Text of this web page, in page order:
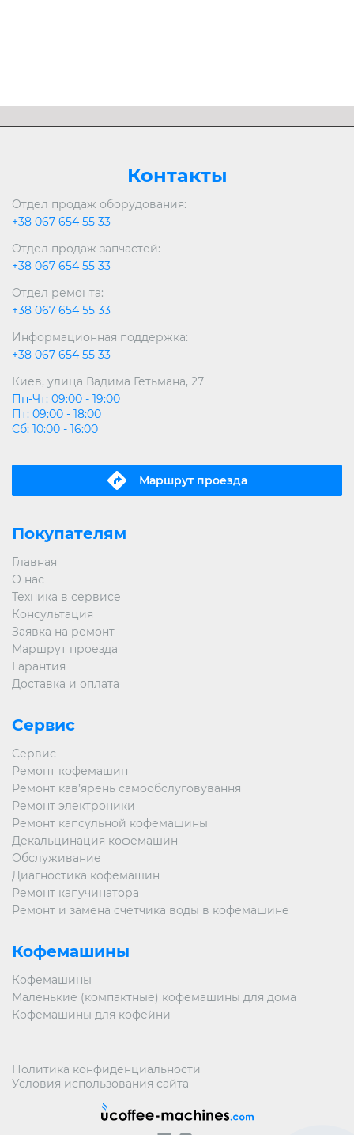
Контакты
Отдел продаж оборудования:
+38 067 654 55 33
Отдел продаж запчастей:
+38 067 654 55 33
Отдел ремонта:
+38 067 654 55 33
Информационная поддержка:
+38 067 654 55 33
Киев, улица Вадима Гетьмана, 27
Пн-Чт: 09:00 - 19:00
Пт: 09:00 - 18:00
Сб: 10:00 - 16:00
Маршрут проeзда
Покупателям
Главная
О нас
Техника в сервисе
Консультация
Заявка на ремонт
Маршрут проезда
Гарантия
Доставка и оплата
Сервис
Сервис
Ремонт кофемашин
Ремонт кав’ярень самообслуговування
Ремонт электроники
Ремонт капсульной кофемашины
Декальцинация кофемашин
Обслуживание
Диагностика кофемашин
Ремонт капучинатора
Ремонт и замена счетчика воды в кофемашине
Кофемашины
Кофемашины
Маленькие (компактные) кофемашины для дома
Кофемашины для кофейни
Политика конфиденциальности
Условия использования сайта